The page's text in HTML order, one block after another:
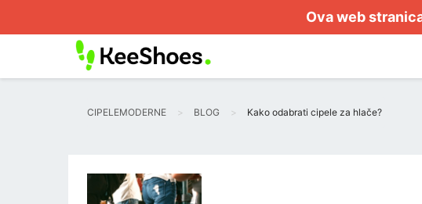
Ova web
CIPELEMODERNE BLOG Kako odabrati cipele za hlače?